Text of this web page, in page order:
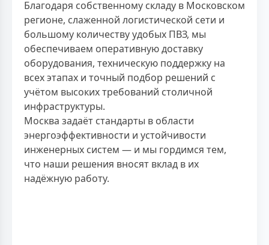
Благодаря собственному складу в Московском
регионе, слаженной логистической сети и
большому количеству удобых ПВЗ, мы
обеспечиваем оперативную доставку
оборудования, техническую поддержку на
всех этапах и точный подбор решений с
учётом высоких требований столичной
инфраструктуры.
Москва задаёт стандарты в области
энергоэффективности и устойчивости
инженерных систем — и мы гордимся тем,
что наши решения вносят вклад в их
надёжную работу.